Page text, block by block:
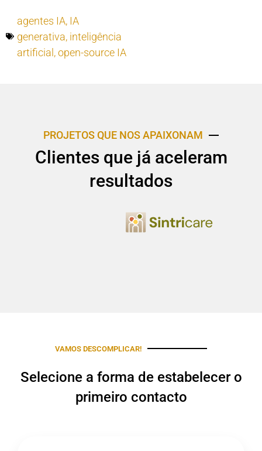
agentes IA, IA
generativa, inteligência
artificial,open-source IA
PROJETOS QUE NOS APAIXONAM
Clientes que já aceleram
resultados
VAMOS DESCOMPLICAR!
Selecione a forma de estabelecer o
primeiro contacto